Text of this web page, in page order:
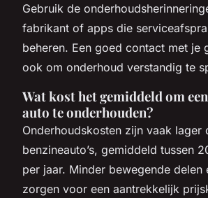
Gebruik de
fabrikant of apps die
beheren. Een goed contact met je
ook om onderhoud verstandig te
Wat kost het gemiddeld om
auto te onderhouden?
Onderhoudskosten zijn vaak lager
benzineauto’s, gemiddeld tussen
per jaar. Minder bewegende delen
zorgen voor een aantrekkelijk